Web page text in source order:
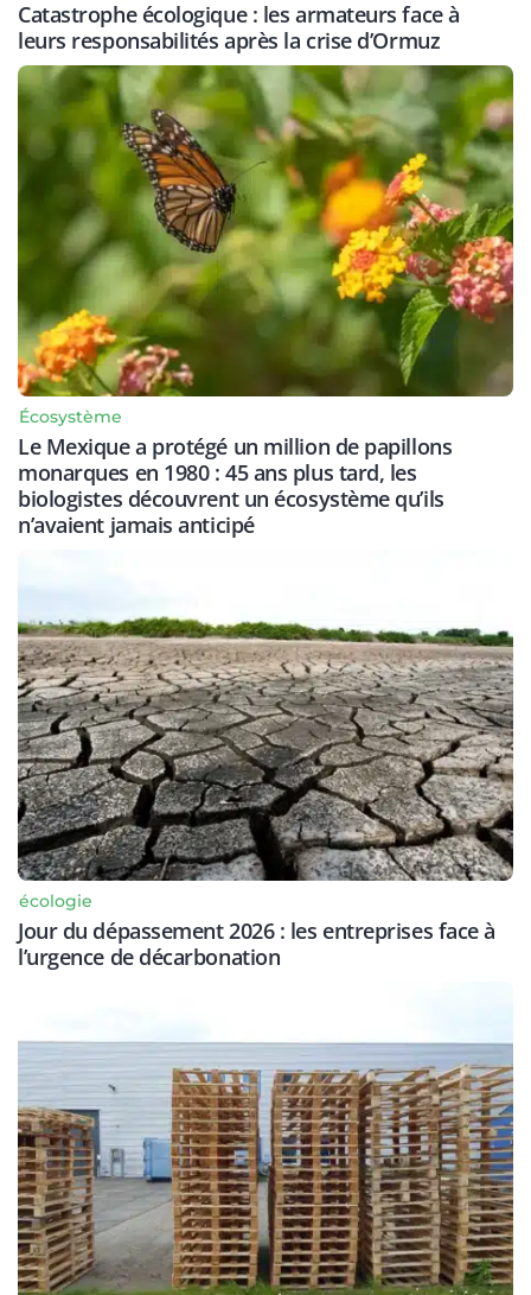
Catastrophe écologique : les armateurs face à
leurs responsabilités après la crise d’Ormuz
Écosystème
Le Mexique a protégé un million de papillons
monarques en 1980 : 45 ans plus tard, les
biologistes découvrent un écosystème qu’ils
n’avaient jamais anticipé
écologie
Jour du dépassement 2026 : les entreprises face à
l’urgence de décarbonation